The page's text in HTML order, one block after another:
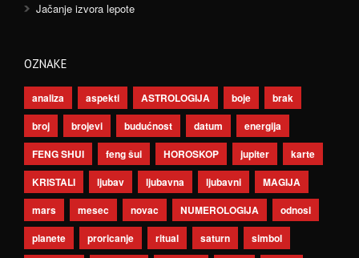
Jačanje izvora lepote
OZNAKE
analiza aspekti ASTROLOGIJA boje
brak
broj
brojevi budućnost datum
energija
FENG SHUI
feng šui HOROSKOP jupiter
karte
KRISTALI
ljubav ljubavna ljubavni
MAGIJA
mars
mesec novac NUMEROLOGIJA
odnosi
planete
proricanje ritual saturn
simbol